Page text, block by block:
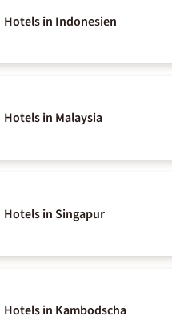
Hotels in Indonesien
Hotels in Malaysia
Hotels in Singapur
Hotels in Kambodscha